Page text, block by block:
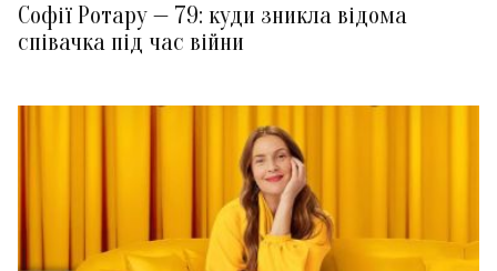
Софії Ротару — 79: куди зникла відома
співачка під час війни